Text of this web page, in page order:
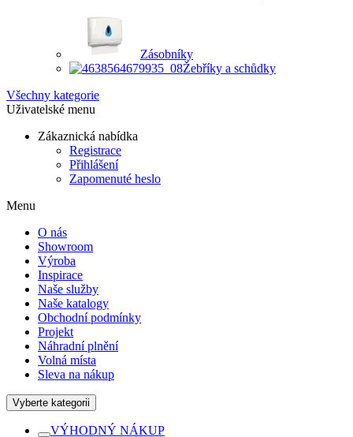
Zásobníky
Žebříky a schůdky
Všechny kategorie
Uživatelské menu
Zákaznická nabídka
Registrace
Přihlášení
Zapomenuté heslo
Menu
O nás
Showroom
Výroba
Inspirace
Naše služby
Naše katalogy
Obchodní podmínky
Projekt
Náhradní plnění
Volná místa
Sleva na nákup
Vyberte kategorii
VÝHODNÝ NÁKUP